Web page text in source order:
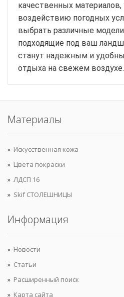
качественных
воздействию погодных
выбрать различные
подходящие под ваш
станут надежным и
отдыха на свежем воздухе.
Материалы
Искусственная кожа
Цвета покраски
ЛДСП 16
Skif СТОЛЕШНИЦЫ
Информация
Новости
Статьи
Расширенный поиск
Карта сайта